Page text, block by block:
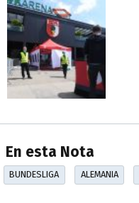
En esta Nota
BUNDESLIGA ALEMANIA